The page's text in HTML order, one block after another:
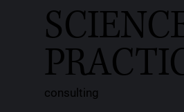
consulting